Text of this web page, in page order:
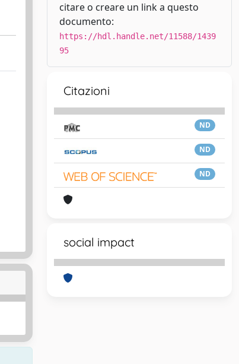
citare o creare un link a questo
documento:
https://hdl.handle.net/11588/1439
95
Citazioni
ND
ND
ND
social impact